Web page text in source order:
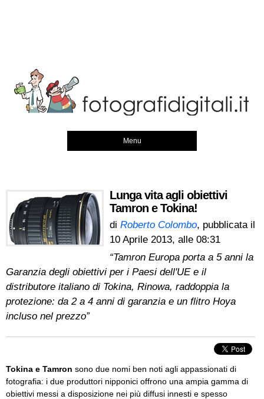
Menu
Lunga vita agli obiettivi
Tamron e Tokina!
di Roberto Colombo, pubblicata il
10 Aprile 2013, alle 08:31
“Tamron Europa porta a 5 anni la
Garanzia degli obiettivi per i Paesi dell'UE e il
distributore italiano di Tokina, Rinowa, raddoppia la
protezione: da 2 a 4 anni di garanzia e un flitro Hoya
incluso nel prezzo”
Tokina e Tamron sono due nomi ben noti agli appassionati di
fotografia: i due produttori nipponici offrono una ampia gamma di
obiettivi messi a disposizione nei più diffusi innesti e spesso